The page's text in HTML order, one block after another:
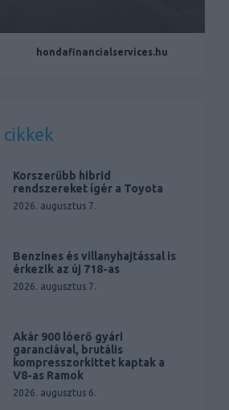
hondafinancialservices.hu
Korszerűbb hibrid
rendszereket ígér a Toyota
2026. augusztus 7.
Benzines és villanyhajtással is
érkezik az új 718-as
2026. augusztus 7.
Akár 900 lóerő gyári
garanciával, brutális
kompresszorkittet kaptak a
V8-as Ramok
2026. augusztus 6.